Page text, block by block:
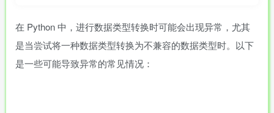
在 Python 中，进行数据类型转换时可能会出现异常，尤其
是当尝试将一种数据类型转换为不兼容的数据类型时。以下
是一些可能导致异常的常见情况：